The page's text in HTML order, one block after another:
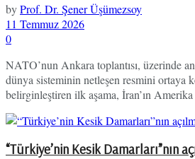
byProf. Dr. Şener Üşümezsoy
11 Temmuz 2026
0
NATO’nun Ankara toplantısı, üzerinde
dünya sisteminin netleşen resmini ortaya
belirginleştiren ilk aşama, İran’ın Amerika
“Türkiye’nin Kesik Damarları”nın